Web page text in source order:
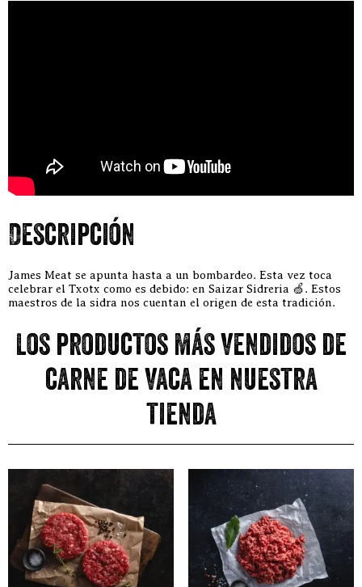
Descripción
James Meat se apunta hasta a un bombardeo. Esta vez toca
celebrar el Txotx como es debido: en Saizar Sidreria 🍏. Estos
maestros de la sidra nos cuentan el origen de esta tradición.
Los productos más vendidos de
carne de vaca en nuestra
tienda